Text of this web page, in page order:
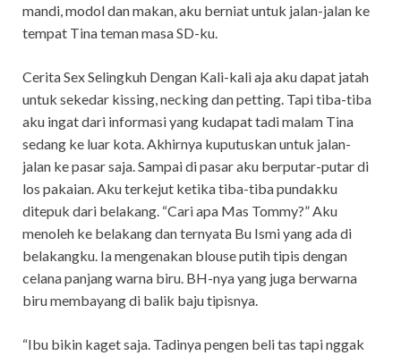
mandi, modol dan makan, aku berniat untuk jalan-jalan ke
tempat Tina teman masa SD-ku.
Cerita Sex Selingkuh Dengan Kali-kali aja aku dapat jatah
untuk sekedar kissing, necking dan petting. Tapi tiba-tiba
aku ingat dari informasi yang kudapat tadi malam Tina
sedang ke luar kota. Akhirnya kuputuskan untuk jalan-
jalan ke pasar saja. Sampai di pasar aku berputar-putar di
los pakaian. Aku terkejut ketika tiba-tiba pundakku
ditepuk dari belakang. “Cari apa Mas Tommy?” Aku
menoleh ke belakang dan ternyata Bu Ismi yang ada di
belakangku. Ia mengenakan blouse putih tipis dengan
celana panjang warna biru. BH-nya yang juga berwarna
biru membayang di balik baju tipisnya.
“Ibu bikin kaget saja. Tadinya pengen beli tas tapi nggak